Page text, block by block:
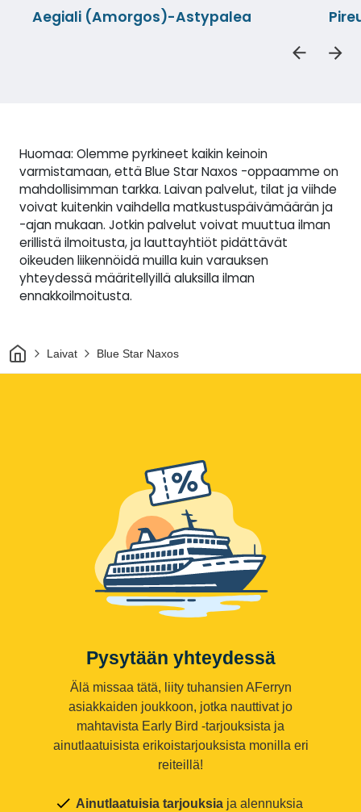
Aegiali (Amorgos)-Astypalea
Huomaa: Olemme pyrkineet kaikin keinoin
varmistamaan, että Blue Star Naxos -oppaamme on
mahdollisimman tarkka. Laivan palvelut, tilat ja viihde
voivat kuitenkin vaihdella matkustuspäivämäärän ja
-ajan mukaan. Jotkin palvelut voivat muuttua ilman
erillistä ilmoitusta, ja lauttayhtiöt pidättävät
oikeuden liikennöidä muilla kuin varauksen
yhteydessä määritellyillä aluksilla ilman
ennakkoilmoitusta.
Kotiin Laivat Blue Star Naxos
Pysytään yhteydessä
Älä missaa tätä, liity tuhansien AFerryn
asiakkaiden joukkoon, jotka nauttivat jo
mahtavista Early Bird -tarjouksista ja
ainutlaatuisista erikoistarjouksista monilla eri
reiteillä!
Ainutlaatuisia tarjouksia ja alennuksia